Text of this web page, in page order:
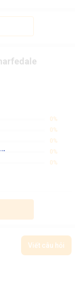
...
0%
0%
0%
0%
0%
Viết câu hỏi